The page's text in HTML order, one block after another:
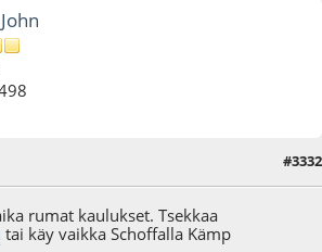
#3332
rumat kaulukset. Tsekkaa
tai käy vaikka Schoffalla Kämp